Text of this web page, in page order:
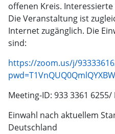
offenen Kreis.
Die Veranstaltung ist
Internet zugänglich. Die
sind:
https://zoom.us/j/
Meeting-ID: 933 3361
Einwahl nach aktuellem
Deutschland